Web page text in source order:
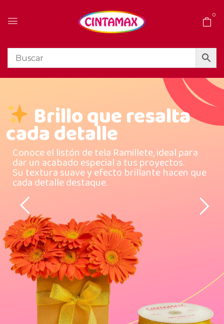
0
Brillo que resalta
cada detalle
Conoce el listón de tela Ramillete, ideal para
dar un acabado especial a tus proyectos.
Su textura suave y efecto brillante hacen que
cada detalle destaque.